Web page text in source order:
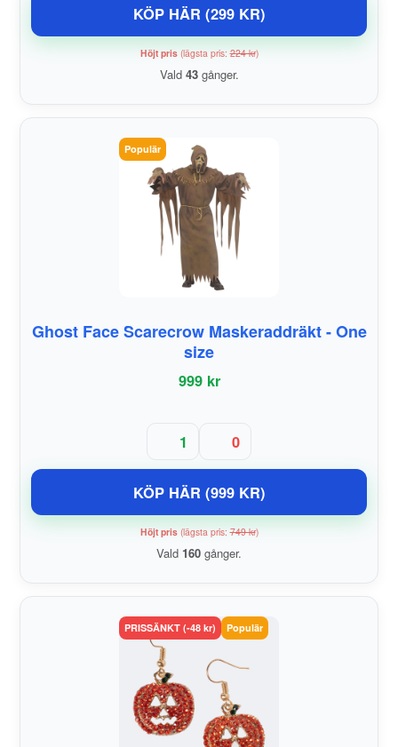
KÖP HÄR (299 KR)
Höjt pris(lägsta pris:224 kr)
Vald 43gånger.
Populär
Ghost Face Scarecrow Maskeraddräkt - One
size
999 kr
1 0
KÖP HÄR (999 KR)
Höjt pris(lägsta pris:749 kr)
Vald 160 gånger.
PRISSÄNKT (-48 kr) Populär